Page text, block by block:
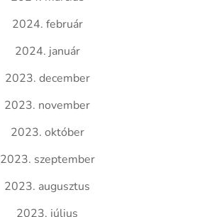
2024. február
2024. január
2023. december
2023. november
2023. október
2023. szeptember
2023. augusztus
2023. július